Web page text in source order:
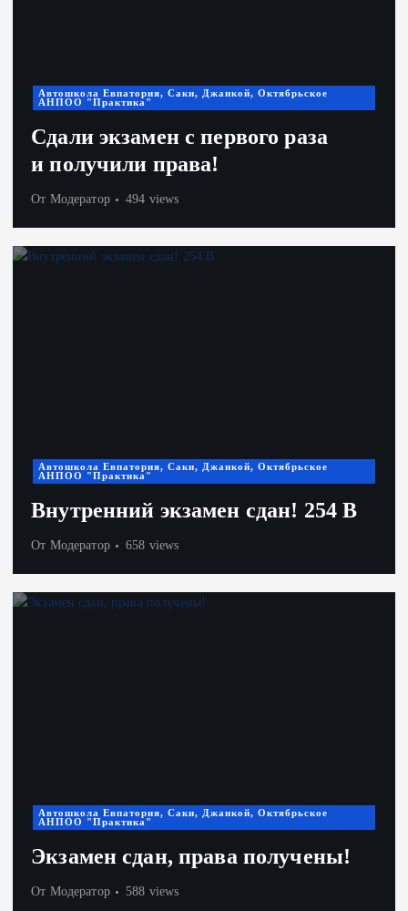
Автошкола Евпатория, Саки, Джанкой, Октябрьское
АНПОО "Практика"
Сдали экзамен с первого раза
и получили права!
От Модератор 494 views
Автошкола Евпатория, Саки, Джанкой, Октябрьское
АНПОО "Практика"
Внутренний экзамен сдан! 254 В
От Модератор 658 views
Автошкола Евпатория, Саки, Джанкой, Октябрьское
АНПОО "Практика"
Экзамен сдан, права получены!
От Модератор 588 views